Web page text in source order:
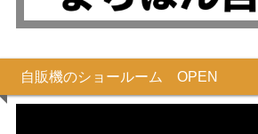
自販機のショールーム OPEN